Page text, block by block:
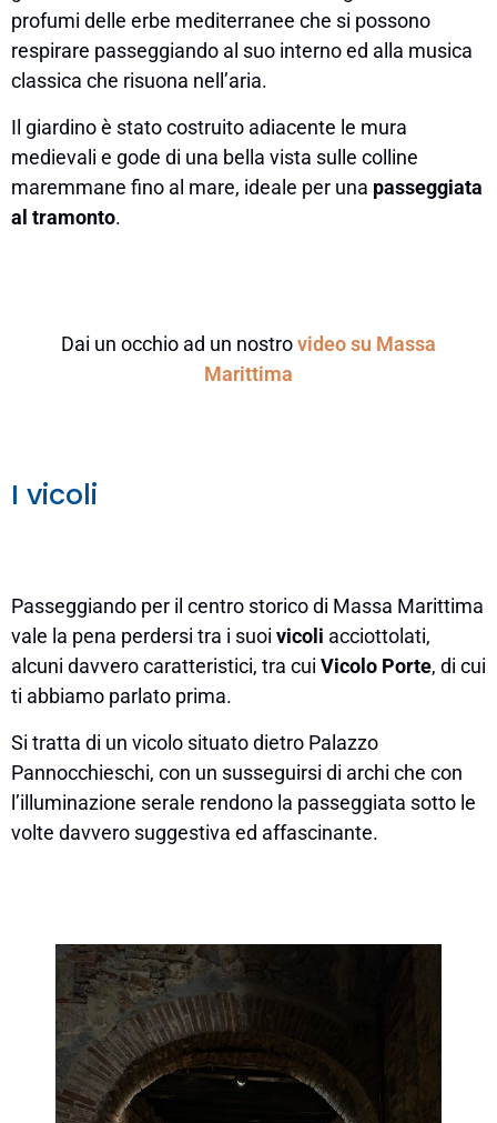
profumi delle erbe mediterranee che si possono
respirare passeggiando al suo interno ed alla musica
classica che risuona nell’aria.
Il giardino è stato costruito adiacente le mura
medievali e gode di una bella vista sulle colline
maremmane fino al mare, ideale per una passeggiata
al tramonto.
Dai un occhio ad un nostrovideo su Massa
Marittima
I vicoli
Passeggiando per il centro storico di Massa Marittima
vale la pena perdersi tra i suoi vicoli acciottolati,
alcuni davvero caratteristici, tra cui Vicolo Porte, di cui
ti abbiamo parlato prima.
Si tratta di un vicolo situato dietro Palazzo
Pannocchieschi, con un susseguirsi di archi che con
l’illuminazione serale rendono la passeggiata sotto le
volte davvero suggestiva ed affascinante.